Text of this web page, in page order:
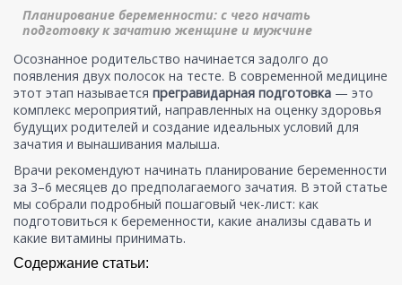
Планирование беременности: с чего начать
подготовку к зачатию женщине и мужчине
Осознанное родительство начинается задолго до
появления двух полосок на тесте. В современной медицине
этот этап называется прегравидарная подготовка — это
комплекс мероприятий, направленных на оценку здоровья
будущих родителей и создание идеальных условий для
зачатия и вынашивания малыша.
Врачи рекомендуют начинать планирование беременности
за 3–6 месяцев до предполагаемого зачатия. В этой статье
мы собрали подробный пошаговый чек-лист: как
подготовиться к беременности, какие анализы сдавать и
какие витамины принимать.
Содержание статьи: